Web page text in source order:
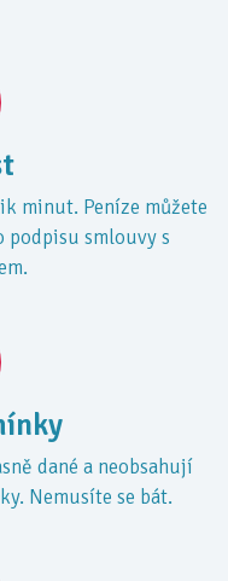
minut. Peníze můžete
smlouvy s
dané a neobsahují
Nemusíte se bát.